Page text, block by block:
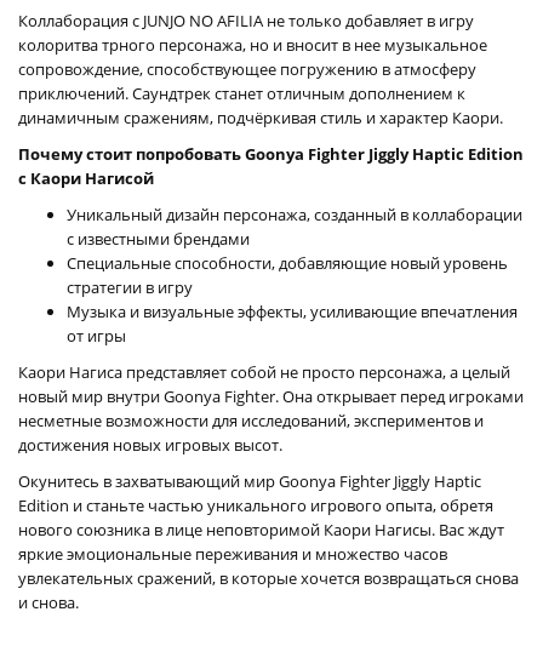
Коллаборация с JUNJO NO AFILIA не только добавляет в игру
колоритва трного персонажа, но и вносит в нее музыкальное
сопровождение, способствующее погружению в атмосферу
приключений. Саундтрек станет отличным дополнением к
динамичным сражениям, подчёркивая стиль и характер Каори.
Почему стоит попробовать Goonya Fighter Jiggly Haptic Edition
с Каори Нагисой
Уникальный дизайн персонажа, созданный в коллаборации
с известными брендами
Специальные способности, добавляющие новый уровень
стратегии в игру
Музыка и визуальные эффекты, усиливающие впечатления
от игры
Каори Нагиса представляет собой не просто персонажа, а целый
новый мир внутри Goonya Fighter. Она открывает перед игроками
несметные возможности для исследований, экспериментов и
достижения новых игровых высот.
Окунитесь в захватывающий мир Goonya Fighter Jiggly Haptic
Edition и станьте частью уникального игрового опыта, обретя
нового союзника в лице неповторимой Каори Нагисы. Вас ждут
яркие эмоциональные переживания и множество часов
увлекательных сражений, в которые хочется возвращаться снова
и снова.